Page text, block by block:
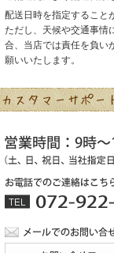
配送日時を指定すること
ただし、天候や交通事情
合、当店では責任を負い
願いいたします。